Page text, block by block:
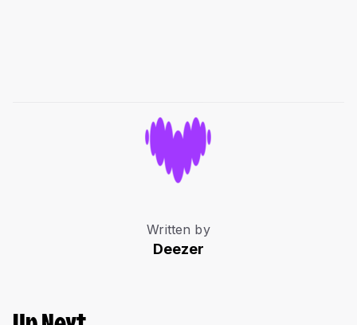
Written by
Deezer